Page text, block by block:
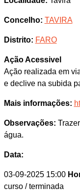
Concelho: TAVIRA
Distrito: FARO
Ação Acessivel
Ação realizada em
e declive na subida
Mais informações:
Observações:
água.
Data:
03-09-2025 15:00
curso / terminada